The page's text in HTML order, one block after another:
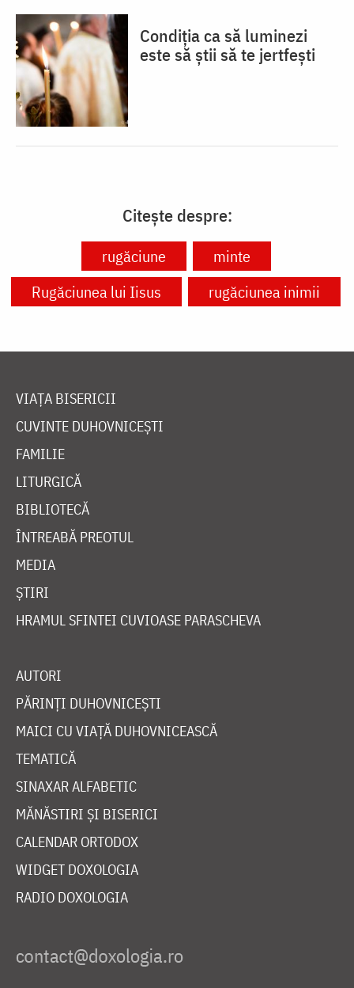
Condiția ca să luminezi
este să știi să te jertfești
Citește despre:
rugăciune
minte
Rugăciunea lui Iisus
rugăciunea inimii
VIAȚA BISERICII
CUVINTE DUHOVNICEȘTI
FAMILIE
LITURGICĂ
BIBLIOTECĂ
ÎNTREABĂ PREOTUL
MEDIA
ȘTIRI
HRAMUL SFINTEI CUVIOASE PARASCHEVA
AUTORI
PĂRINȚI DUHOVNICEȘTI
MAICI CU VIAȚĂ DUHOVNICEASCĂ
TEMATICĂ
SINAXAR ALFABETIC
MĂNĂSTIRI ȘI BISERICI
CALENDAR ORTODOX
WIDGET DOXOLOGIA
RADIO DOXOLOGIA